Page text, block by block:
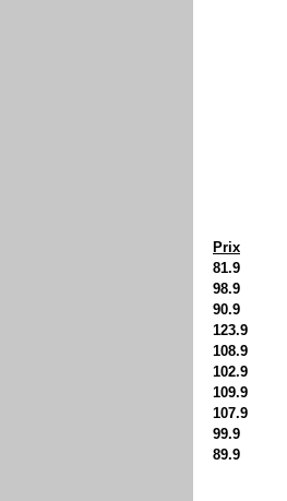
Prix
81.9
98.9
90.9
123.9
108.9
102.9
109.9
107.9
99.9
89.9